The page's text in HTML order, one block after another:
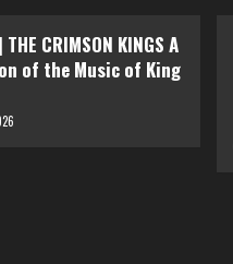
THE CRIMSON KINGS A
of the Music of King